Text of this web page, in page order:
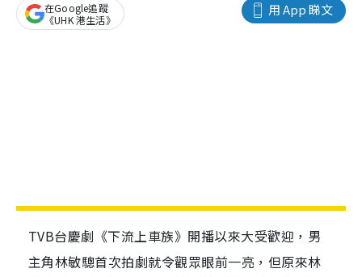
用 App 睇文
在Google追蹤
《UHK 港生活》
TVB台慶劇《下流上車族》開播以來大受歡迎，男
主角林敏驄首次拍劇就令觀眾眼前一亮，但原來林